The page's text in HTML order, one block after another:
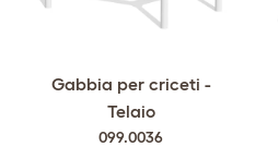
Gabbia per criceti -
Telaio
099.0036